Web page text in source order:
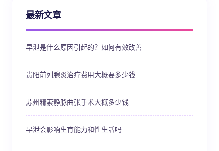
最新文章
早泄是什么原因引起的？如何有效改善
贵阳前列腺炎治疗费用大概要多少钱
苏州精索静脉曲张手术大概多少钱
早泄会影响生育能力和性生活吗